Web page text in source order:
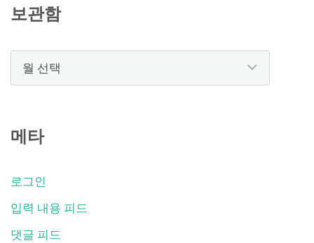
보관함
메타
로그인
입력 내용 피드
댓글 피드